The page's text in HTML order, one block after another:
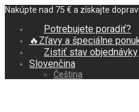
Nakúpte nad 75 € a získajte
Potrebujete poradiť?
🔥Zľavy a špeciálne
Zistiť stav objednávky
Slovenčina
Čeština